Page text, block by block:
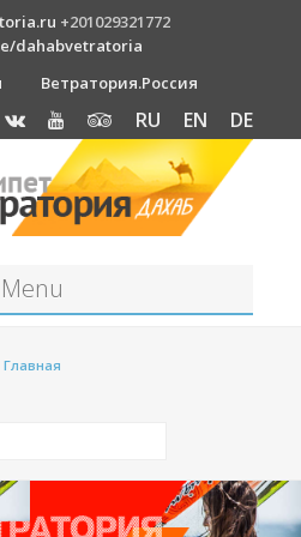
+201029321772
dahabvetratoria
Ветратория.Россия
RU EN DE
Menu
добраться?
Canion
Главная